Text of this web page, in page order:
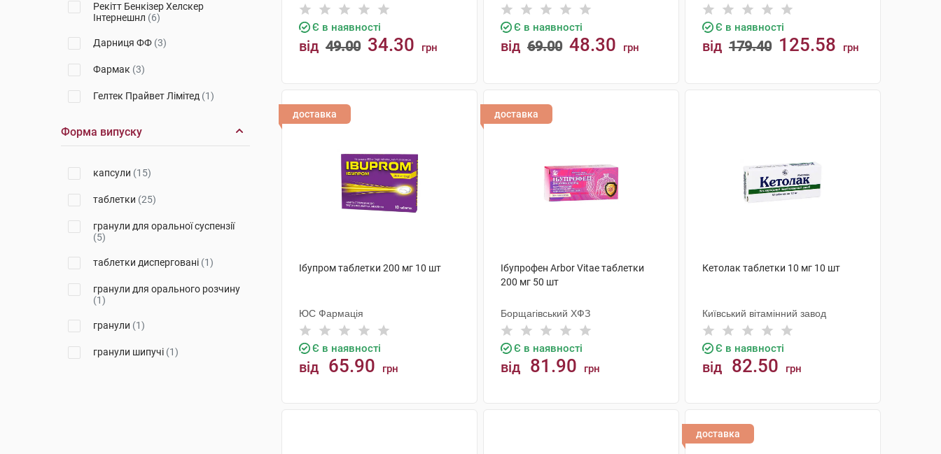
Рекітт Бенкізер Хелскер
Інтернешнл (6)
Дарниця ФФ (3)
Фармак (3)
Гелтек Прайвет Лімітед (1)
Лек Фармацевтична компанія
Медокемі
Терапія АТ(2)
Ронтіс Хеллас Медікал енд
Фармасьютікал Продактс С.А.
Форма випуску
капсули (15)
таблетки (25)
гранули для оральної суспензії
(5)
таблетки дисперговані (1)
гранули для орального розчину
(1)
гранули (1)
гранули шипучі (1)
Є в наявності
від 49.00 34.30 грн
Є в наявності
від 69.00 48.30 грн
Є в наявності
від 179.40 125.58 грн
доставка
Ібупром таблетки 200 мг 10 шт
ЮС Фармація
Є в наявності
від 65.90 грн
доставка
Ібупрофен Arbor Vitae таблетки
200 мг 50 шт
Борщагівський ХФЗ
Є в наявності
від 81.90 грн
Кетолак таблетки 10 мг 10 шт
Київський вітамінний завод
Є в наявності
від 82.50 грн
доставка